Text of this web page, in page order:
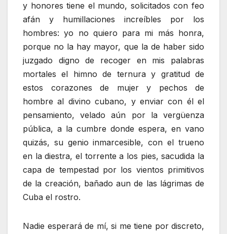
y honores tiene el mundo, solicitados con feo
afán y humillaciones increíbles por los
hombres: yo no quiero para mi más honra,
porque no la hay mayor, que la de haber sido
juzgado digno de recoger en mis palabras
mortales el himno de ternura y gratitud de
estos corazones de mujer y pechos de
hombre al divino cubano, y enviar con él el
pensamiento, velado aún por la vergüenza
pública, a la cumbre donde espera, en vano
quizás, su genio inmarcesible, con el trueno
en la diestra, el torrente a los pies, sacudida la
capa de tempestad por los vientos primitivos
de la creación, bañado aun de las lágrimas de
Cuba el rostro.
Nadie esperará de mí, si me tiene por discreto,